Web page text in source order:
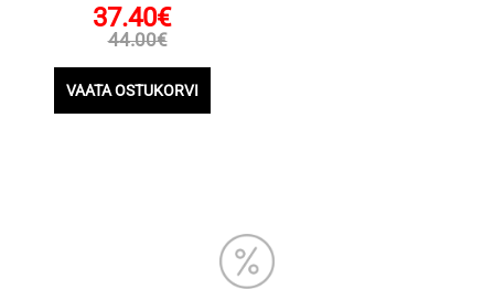
37.40€
44.00€
VAATA OSTUKORVI